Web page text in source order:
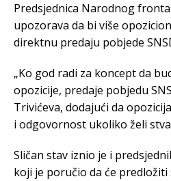
Predsjednica Narodnog
upozorava da bi više
direktnu predaju pobjede
„Ko god radi za koncept da
opozicije, predaje pobjedu
Trivićeva, dodajući da
i odgovornost ukoliko želi
Sličan stav iznio je i
koji je poručio da će